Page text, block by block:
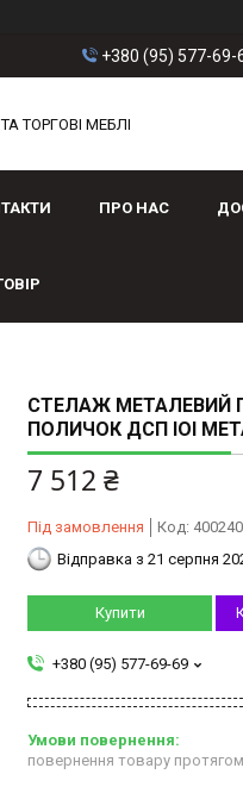
+380 (95) 577-69-
ТОРГОВІ МЕБЛІ
ПРО НАС
СТЕЛАЖ МЕТАЛЕВИЙ
ПОЛИЧОК ДСП ІОІ
7 512 ₴
Під замовлення Код:
Відправка з 21 серпня
Купити
+380 (95) 577-69-69
повернення товару протягом